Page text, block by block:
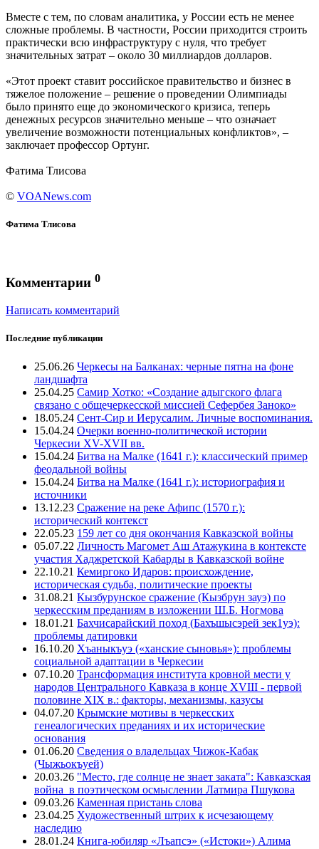
Вместе с тем, по словам аналитика, у России есть не менее
сложные проблемы. В частности, России приходится строить
практически всю инфраструктуру с нуля, что требует
значительных затрат – около 30 миллиардов долларов.
«Этот проект ставит российское правительство и бизнес в
тяжелое положение – решение о проведении Олимпиады
было принято еще до экономического кризиса, теперь
денежных ресурсов значительно меньше – что означает
увеличение возможности потенциальных конфликтов», –
заключает профессор Ортунг.
Фатима Тлисова
© VOANews.com
Фатима Тлисова
Комментарии 0
Написать комментарий
Последние публикации
25.06.26 Черкесы на Балканах: черные пятна на фоне
ландшафта
25.04.25 Самир Хотко: «Создание адыгского флага
связано с общечеркесской миссией Сефербея Заноко»
18.05.24 Сент-Сир и Иерусалим. Личные воспоминания.
15.04.24 Очерки военно-политической истории
Черкесии XV-XVII вв.
15.04.24 Битва на Малке (1641 г.): классический пример
феодальной войны
15.04.24 Битва на Малке (1641 г.): историография и
источники
13.12.23 Сражение на реке Афипс (1570 г.):
исторический контекст
22.05.23 159 лет со дня окончания Кавказской войны
05.07.22 Личность Магомет Аш Атажукина в контексте
участия Хаджретской Кабарды в Кавказской войне
22.10.21 Кемиргоко Идаров: происхождение,
историческая судьба, политические проекты
31.08.21 Кызбурунское сражение (Кызбрун зауэ) по
черкесским преданиям в изложении Ш.Б. Ногмова
18.01.21 Бахчисарайский поход (Бахъшысэрей зек1уэ):
проблемы датировки
16.10.20 Хъаныкъуэ («ханские сыновья»): проблемы
социальной адаптации в Черкесии
07.10.20 Трансформация института кровной мести у
народов Центрального Кавказа в конце XVIII - первой
половине XIX в.: факторы, механизмы, казусы
04.07.20 Крымские мотивы в черкесских
генеалогических преданиях и их исторические
основания
01.06.20 Сведения о владельцах Чижок-Кабак
(Чыжьокъуей)
20.03.26 "Место, где солнце не знает заката": Кавказская
война в поэтическом осмыслении Латмира Пшукова
09.03.26 Каменная пристань слова
23.04.25 Художественный штрих к исчезающему
наследию
28.01.24 Книга-юбиляр «Лъапсэ» («Истоки») Алима